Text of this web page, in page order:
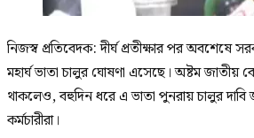
নিজস্ব প্রতিবেদক: দীর্ঘ প্রতীক্ষার পর অবশেষে
মহার্ঘ ভাতা চালুর ঘোষণা এসেছে। অষ্টম জাতীয়
থাকলেও, বহুদিন ধরে এ ভাতা পুনরায় চালুর
কর্মচারীরা।